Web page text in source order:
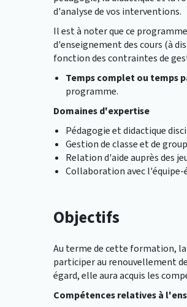
d'analyse de vos interventions.
Il est à noter que ce
d'enseignement des cours (à
fonction des contraintes de
Temps complet ou temps
programme.
Domaines d'expertise
Pédagogie et didactique
Gestion de classe et de
Relation d'aide auprès des
Collaboration avec
Objectifs
Au terme de cette formation,
participer au renouvellement
égard, elle aura acquis les
Compétences relatives à